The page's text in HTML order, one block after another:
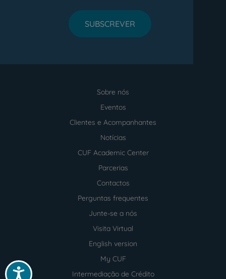
Acessibilidade
SUBSCREVER
Sobre nós
Eventos
Clientes e Acompanhantes
Notícias
CUF Academic Center
Parcerias
Contactos
Perguntas frequentes
Junte-se a nós
Visita Virtual
English version
My CUF
Intermediação de Crédito